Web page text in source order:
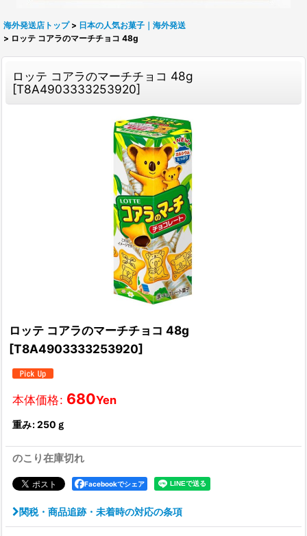
海外発送店トップ > 日本の人気お菓子｜海外発送
> ロッテ コアラのマーチチョコ 48g
ロッテ コアラのマーチチョコ 48g
[T8A4903333253920]
ロッテ コアラのマーチチョコ 48g
[T8A4903333253920]
本体価格: 680Yen
重み:250ｇ
のこり在庫切れ
Facebookでシェア
関税・商品追跡・未着時の対応の条項